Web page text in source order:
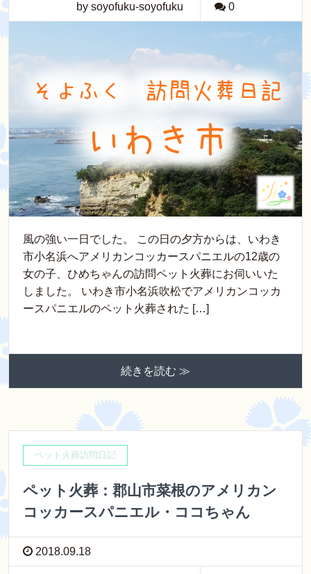
by soyofuku-soyofuku 0
風の強い一日でした。 この日の夕方からは、いわき
市小名浜へアメリカンコッカースパニエルの12歳の
女の子、ひめちゃんの訪問ペット火葬にお伺いいた
しました。 いわき市小名浜吹松でアメリカンコッカ
ースパニエルのペット火葬された […]
続きを読む ≫
ペット火葬訪問日記
ペット火葬：郡山市菜根のアメリカン
コッカースパニエル・ココちゃん
2018.09.18